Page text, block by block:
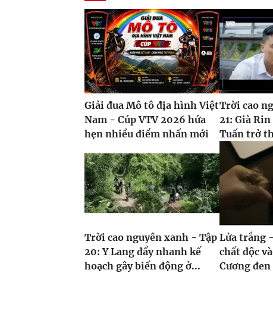
Giải đua Mô tô địa hình Việt
Nam - Cúp VTV 2026 hứa
hẹn nhiều điểm nhấn mới
Trời cao
21: Già
Tuấn trở
Trời cao nguyên xanh - Tập
20: Y Lang đẩy nhanh kế
hoạch gây biến động ở...
Lửa trắng
chất độc
Cương đen